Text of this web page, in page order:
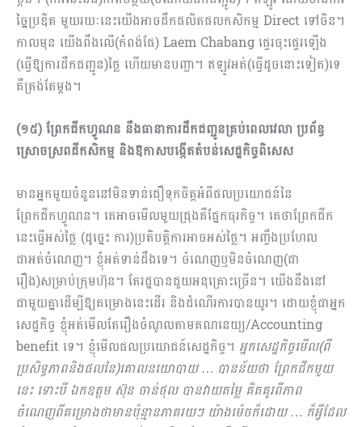
ច្នៃប្រឌិត មួយរយៈនេះយើងអាចដឹកផលិត​ផលកសិកម្ម Direct ទៅចិន។
កាលមុន យើងពឹងលើ(កំពង់ផែ) Laem Chabang ផ្ទេរចុះផ្ទេរឡើង
(ធ្វើឱ្យការដឹកជញ្ជូន)ថ្លៃ ហើយមានបញ្ហា។ ឥឡូវអត់(ធ្វើដូចនោះទៀត)ទេ
គឺត្រង់តែម្តង។
(១៥) ព្រែកជីកហ្វូណន នឹងធានាការដឹកជញ្ជូនគ្រប់ពេលវេលា ប្រព័ន្ធ
ស្រោចស្រពដីកសិកម្ម និងឱកាសបង្កើតតំបន់សេដ្ឋកិច្ចពិសេស
មានអ្នកមួយចំនួននៅមិនទាន់ជឿទុកចិត្តអំពីផលប្រយោជន៍នៃ
ព្រែកជីកហ្វូណន។ គេអាចមើលមួយជ្រុងគឺផ្នែកធុរកិច្ច។ គេថាព្រែកជីក
នេះធ្វើអស់ថ្លៃ (ដូច្នេះ ការ)ប្រតិបត្តិការអាចអស់ថ្លៃ។ អញ្ចឹងប្រហែល
ជាអត់ចំ​ណេញ។ ខ្ញុំអត់ទាន់ដឹងទេ។ ចំណេញឬមិនចំណេញ(ជា
រឿង)សម្រាប់ក្រុមហ៊ុន។ តែរដ្ឋបានជួយអនុគ្រោះច្រើន។ យើងនឹងនៅ
ជាមួយគ្នាដើម្បីឱ្យគម្រោងនេះដើរ និងដំណើរការបានយូរ។ ដោយខ្ញុំជាអ្នក
សេដ្ឋកិច្ច ខ្ញុំអត់មើលតែរឿងចំណូលតាមគណនេយ្យ/Accounting
benefit ទេ។ ខ្ញុំមើលផលប្រយោជន៍សេដ្ឋកិច្ច។ អ្នកសេដ្ឋកិច្ចមើល(ពី
ប្រសិទ្ធភាពនិងផលនៃ)គោលនយោបាយ … បានន័យថា ព្រែកជីកមួយ
នេះ ទោះបី ឯកឧត្តម ស៊ុន ចាន់ថុល បានវាយតម្លៃ គិតគូរពីភាព
ចំណេញពីគម្រោងថាមានប៉ុន្មានភាគរយៗ យ៉ាងម៉េចក៏ដោយ … ក៏អ្វីដែល